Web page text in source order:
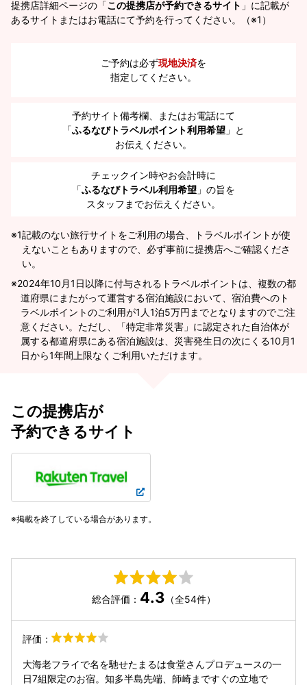
提携店詳細ページの「この提携店が予約できるサイト 」に記載が
あるサイトまたはお電話にて予約を行ってください。（※1）
ご予約は必ず現地決済を
指定してください。
予約サイト備考欄、またはお電話にて
「ふるなびトラベルポイント利用希望 」と
お伝えください。
チェックイン時やお会計時に
「ふるなびトラベル利用希望 」の旨を
スタッフまでお伝えください。
※1記載のない旅行サイトをご利用の場合、トラベルポイントが使
えないこともありますので、必ず事前に提携店へご確認くださ
い。
2024年10月1日以降に付与されるトラベルポイントは、複数の都
道府県にまたがって運営する宿泊施設において、宿泊費へのト
ラベルポイントのご利用が1人1泊5万円までとなりますのでご注
意ください。ただし、「特定非常災害」に認定された自治体が
属する都道府県にある宿泊施設は、災害発生日の次にくる10月1
日から1年間上限なくご利用いただけます。
この提携店が
予約できるサイト
掲載を終了している場合があります。
総合評価： 4.3 （全54件）
評価：
大海老フライで名を馳せたまるは食堂さんプロデュースの一
日7組限定のお宿。知多半島先端、師崎まですぐの立地で